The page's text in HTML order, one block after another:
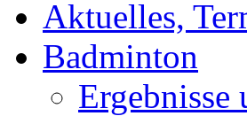
Aktuelles,
Badminton
Ergebnisse